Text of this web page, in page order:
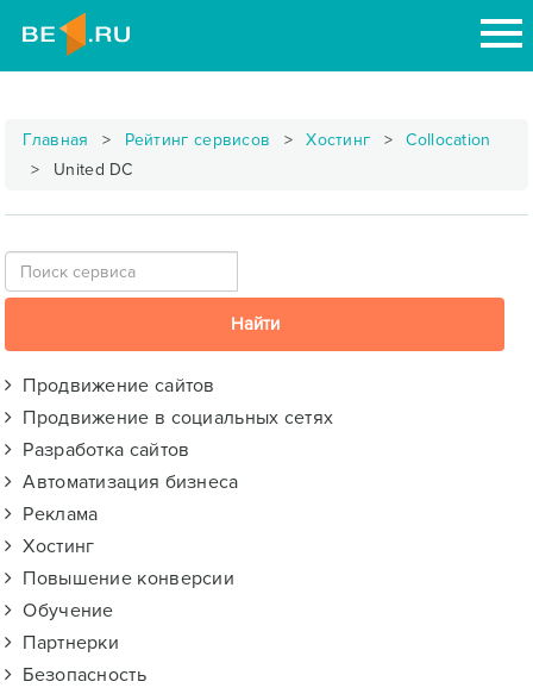
Главная Рейтинг сервисов Хостинг
Collocation
United DC
Продвижение сайтов
Продвижение в социальных сетях
Разработка сайтов
Автоматизация бизнеса
Реклама
Хостинг
Повышение конверсии
Обучение
Партнерки
Безопасность